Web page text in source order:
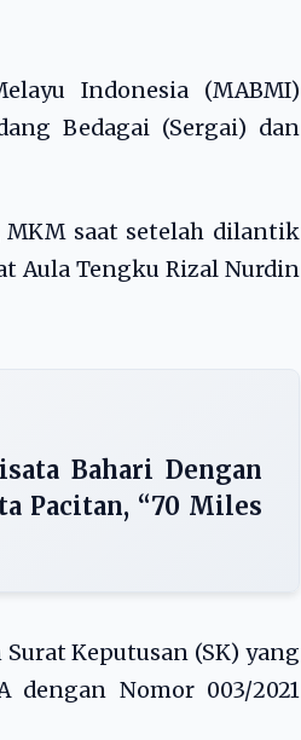
Indonesia (MABMI)
Bedagai (Sergai) dan
MKM saat setelah dilantik
Aula Tengku Rizal Nurdin
Bahari Dengan
Pacitan, “70 Miles
Keputusan (SK) yang
dengan Nomor 003/2021